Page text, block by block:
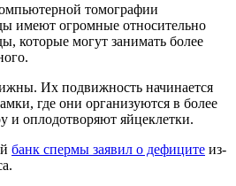
томографии
имеют огромные относительно
которые могут занимать более
Их подвижность начинается
где они организуются в более
и оплодотворяют яйцеклетки.
банк спермы заявил о дефиците из-